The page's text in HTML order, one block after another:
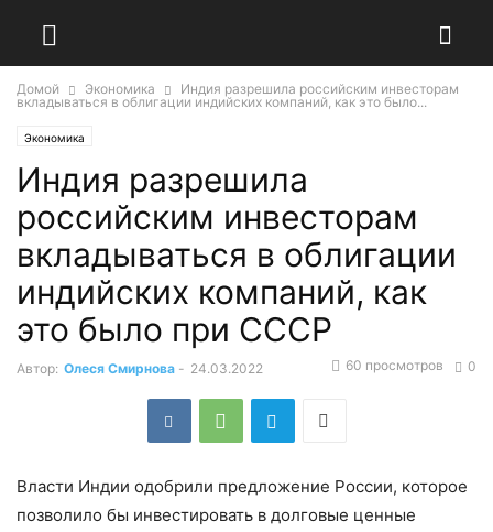
Домой Экономика
Индия разрешила российским инвесторам
вкладываться в облигации индийских компаний, как это было...
Экономика
Индия разрешила
российским инвесторам
вкладываться в облигации
индийских компаний, как
это было при СССР
Автор: Олеся Смирнова - 24.03.2022 0
60 просмотров
Власти Индии одобрили предложение России, которое
позволило бы инвестировать в долговые ценные